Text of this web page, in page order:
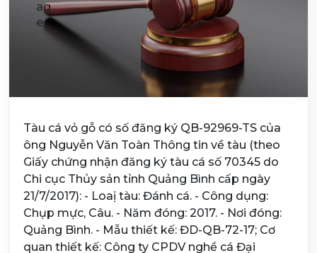
Tàu cá vỏ gỗ có số đăng ký QB-92969-TS của
ông Nguyễn Văn Toàn Thông tin về tàu (theo
Giấy chứng nhận đăng ký tàu cá số 70345 do
Chi cục Thủy sản tỉnh Quảng Bình cấp ngày
21/7/2017): - Loaị tàu: Đánh cá. - Công dụng:
Chụp mực, Câu. - Năm đóng: 2017. - Nơi đóng:
Quảng Bình. - Mẫu thiết kế: ĐD-QB-72-17; Cơ
quan thiết kế: Công ty CPDV nghề cá Đại